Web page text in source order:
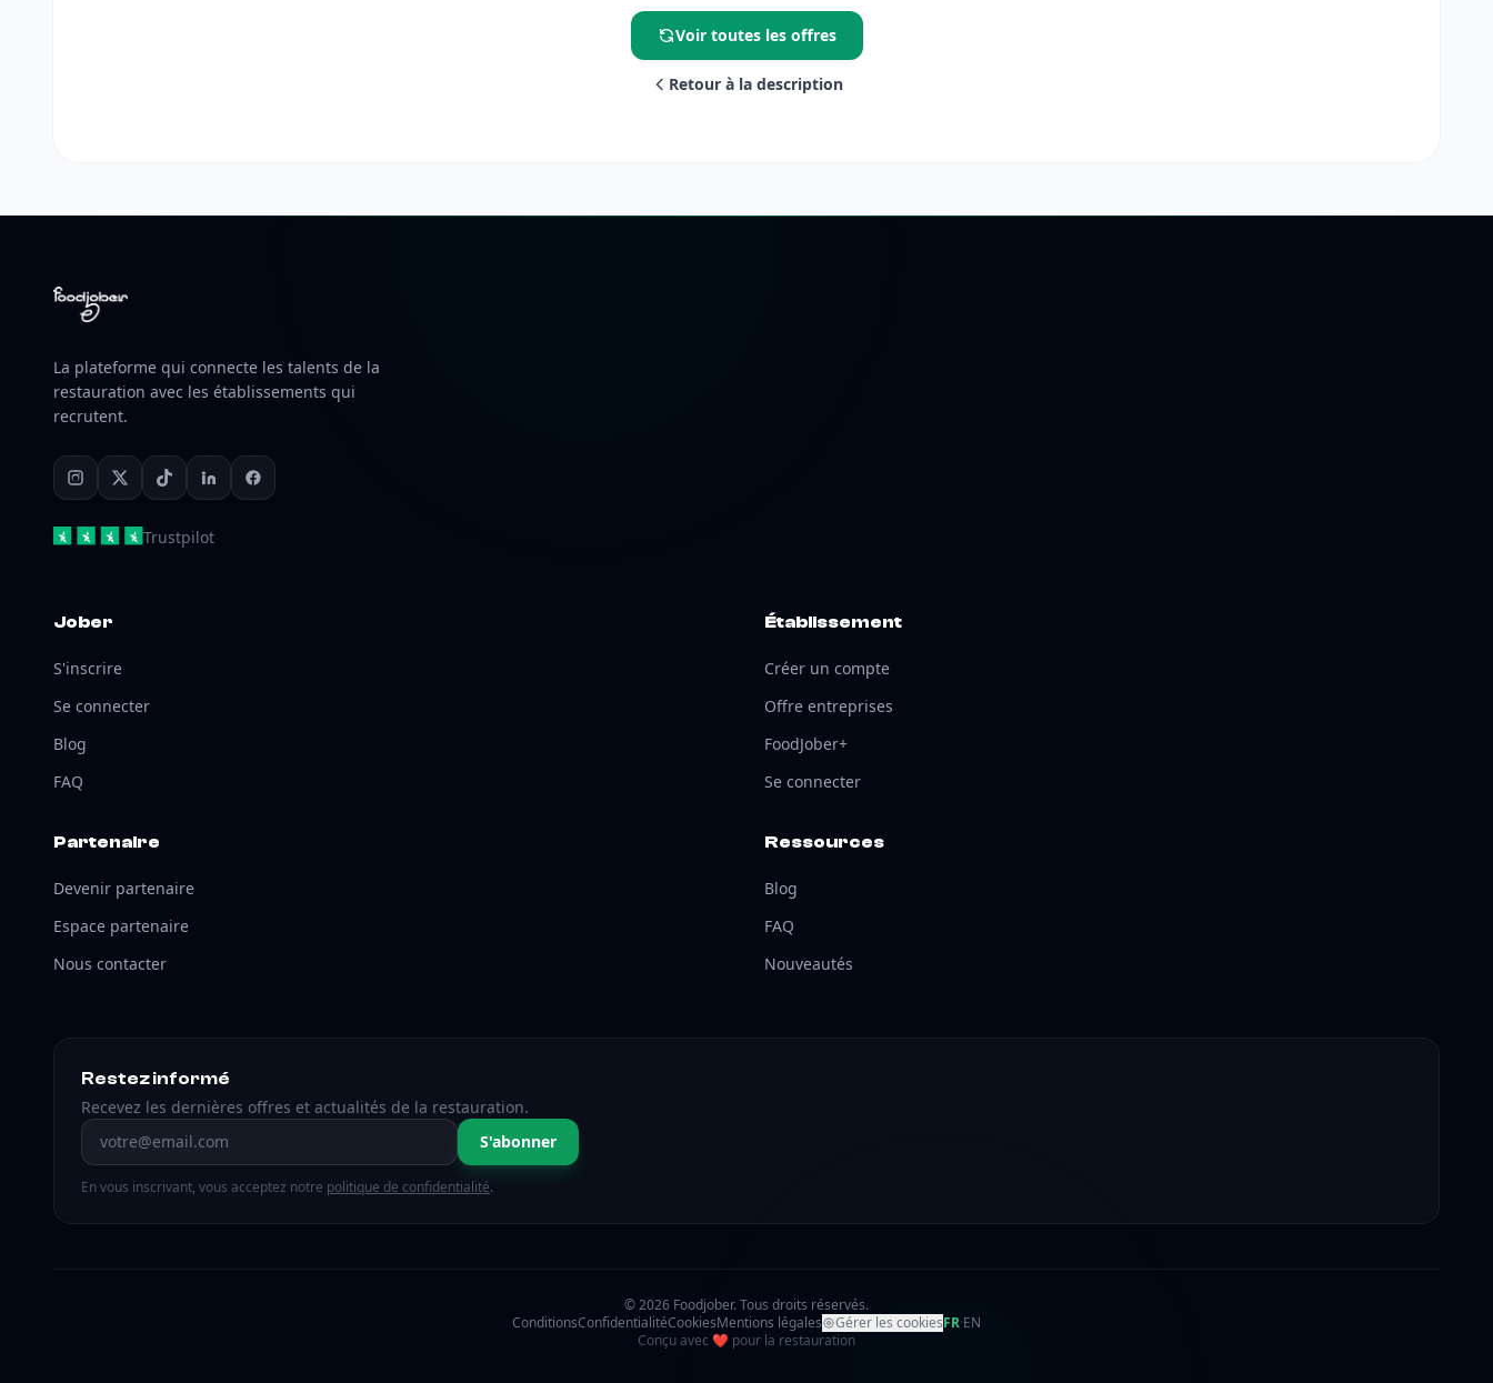
Voir toutes les offres
Retour à la description
La plateforme qui connecte les talents de la
restauration avec les établissements qui
recrutent.
Trustpilot
Jober
S'inscrire
Se connecter
Blog
FAQ
Établissement
Créer un compte
Offre entreprises
FoodJober+
Se connecter
Partenaire
Devenir partenaire
Espace partenaire
Nous contacter
Ressources
Blog
FAQ
Nouveautés
Restez informé
Recevez les dernières offres et actualités de la restauration.
Adresse email S'abonner
En vous inscrivant, vous acceptez notre politique de confidentialité.
© 2026 Foodjober. Tous droits réservés.
ConditionsConfidentialitéCookiesMentions légales Gérer les cookiesFR·EN
Conçu avec ❤ amour
pour la restauration